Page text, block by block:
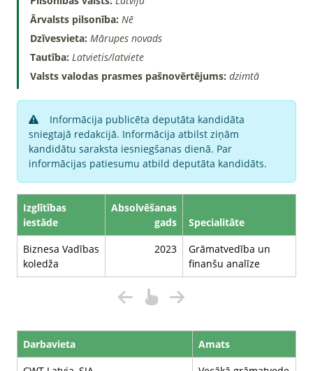
Ārvalsts pilsonība: Nē
Dzīvesvieta: Mārupes novads
Tautība: Latvietis/latviete
Valsts valodas prasmes pašnovērtējums: dzimtā
Informācija publicēta deputāta kandidāta
sniegtajā redakcijā. Informācija atbilst ziņām
kandidātu saraksta iesniegšanas dienā. Par
informācijas patiesumu atbild deputāta kandidāts.
Izglītības
iestāde
Absolvēšanas
gads
Specialitāte
Biznesa Vadības
koledža
2023
Grāmatvedība un
finanšu analīze
Darbavieta
Amats